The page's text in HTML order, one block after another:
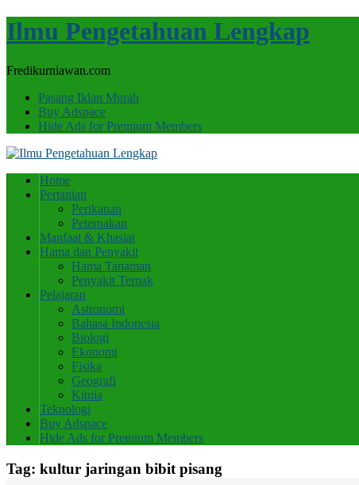
Ilmu Pengetahuan Lengkap
Fredikurniawan.com
Pasang Iklan Murah
Buy Adspace
Hide Ads for Premium Members
Home
Pertanian
Perikanan
Peternakan
Manfaat & Khasiat
Hama dan Penyakit
Hama Tanaman
Penyakit Ternak
Pelajaran
Astronomi
Bahasa Indonesia
Biologi
Ekonomi
Fisika
Geografi
Kimia
Teknologi
Buy Adspace
Hide Ads for Premium Members
Tag: kultur jaringan bibit pisang